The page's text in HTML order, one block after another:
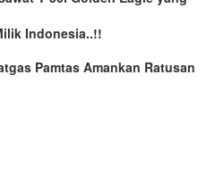
Indonesia..!!
Pamtas Amankan Ratusan